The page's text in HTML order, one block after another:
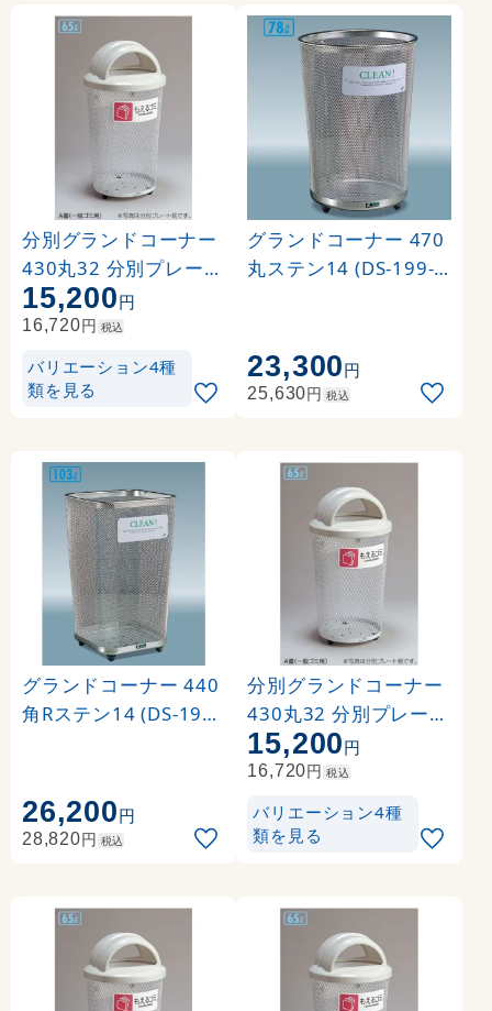
分別グランドコーナー
430丸32 分別プレート
:もえるゴミ DS-195-2
11-6
15,200円
16,720円 税込
バリエーション4種
類を見る
グランドコーナー 470
丸ステン14 (DS-199-3
23,300円
25,630円 税込
グランドコーナー 440
角Rステン14 (DS-198-
26,200円
28,820円 税込
分別グランドコーナー
430丸32 分別プレート
:もえないゴミ DS-195-
212-6
15,200円
16,720円 税込
バリエーション4種
類を見る